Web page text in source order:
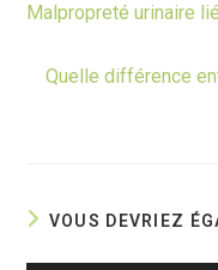
articles
Malpropreté urinaire
Quelle différence
VOUS DEVRIEZ